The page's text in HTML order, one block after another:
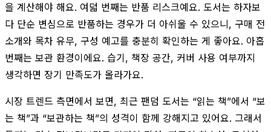
을 계산해야 해요. 여덟 번째는 반품 리스크예요. 도서는 하자보
다 단순 변심으로 반품하는 경우가 더 아쉬울 수 있으니, 구매 전
소개와 목차 유무, 구성 예고를 충분히 확인하는 게 좋아요. 아홉
번째는 보관 환경이에요. 습기, 책장 공간, 커버 사용 여부까지
생각하면 장기 만족도가 올라가요.
시장 트렌드 측면에서 보면, 최근 팬덤 도서는 “읽는 책”에서 “보
는 책”과 “보관하는 책”의 성격이 함께 강해지고 있어요. 그래서